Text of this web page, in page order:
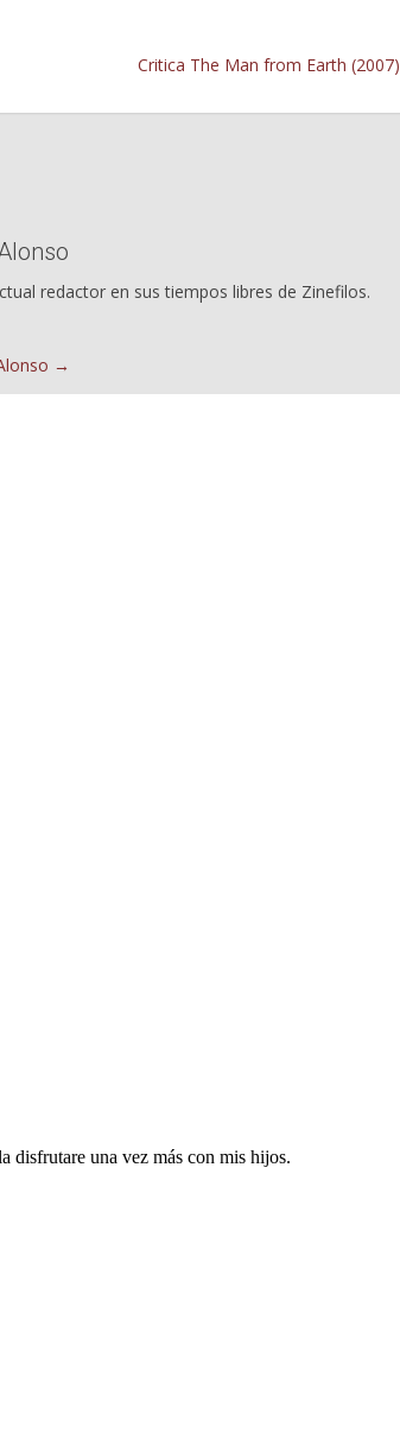
Critica The Man from Earth (2007)
redactor en sus tiempos libres de Zinefilos.
→